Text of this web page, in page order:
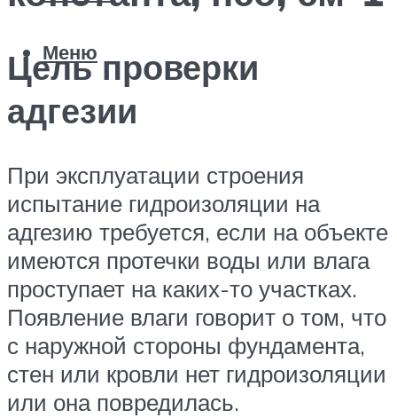
Меню
Цель проверки
адгезии
При эксплуатации строения
испытание гидроизоляции на
адгезию требуется, если на объекте
имеются протечки воды или влага
проступает на каких-то участках.
Появление влаги говорит о том, что
с наружной стороны фундамента,
стен или кровли нет гидроизоляции
или она повредилась.